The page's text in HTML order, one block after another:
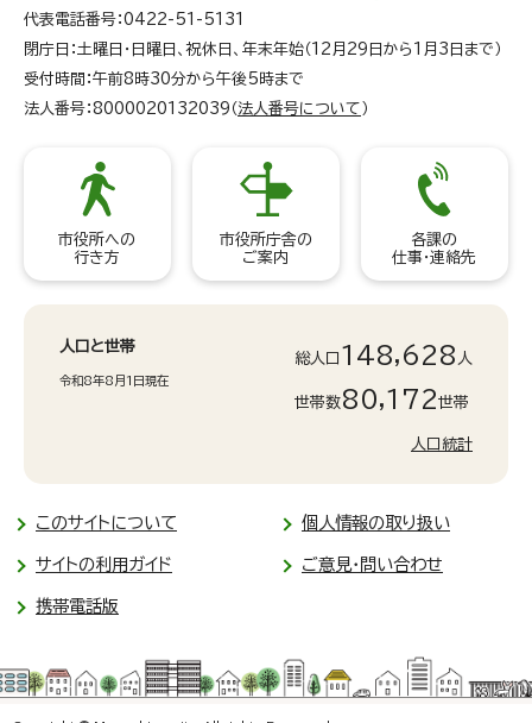
代表電話番号：0422-51-5131
閉庁日：土曜日・日曜日、祝休日、年末年始（12月29日から1月3日まで）
受付時間：午前8時30分から午後5時まで
法人番号：8000020132039（ 法人番号について ）
市役所への
行き方
市役所庁舎の
ご案内
各課の
仕事・連絡先
人口と世帯
令和8年8月1日現在
総人口 148,628 人
世帯数80,172世帯
人口統計
このサイトについて 個人情報の取り扱い
サイトの利用ガイド ご意見・問い合わせ
携帯電話版